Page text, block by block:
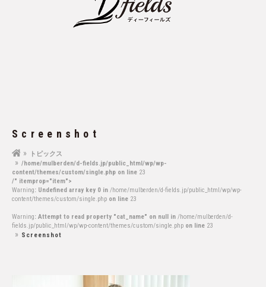
Screenshot
トピックス
/home/mulberden/d-fields.jp/public_html/wp/wp-
content/themes/custom/single.php on line 23
/" itemprop="item">
Warning: Undefined array key 0 in /home/mulberden/d-fields.jp/public_html/wp/wp-
content/themes/custom/single.php on line 23
Warning: Attempt to read property "cat_name" on null in /home/mulberden/d-
fields.jp/public_html/wp/wp-content/themes/custom/single.php on line 23
Screenshot